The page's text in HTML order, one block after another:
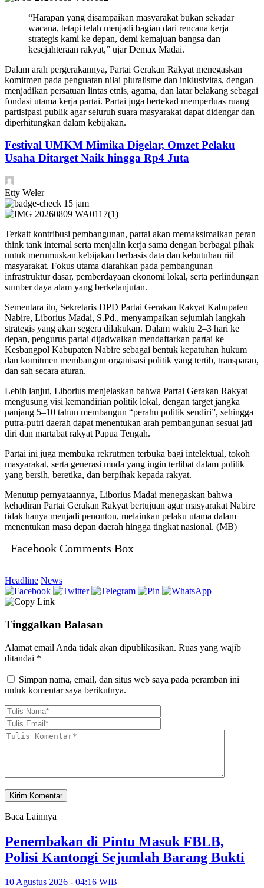
“Harapan yang disampaikan masyarakat bukan sekadar
wacana, tetapi telah menjadi bagian dari rencana kerja
strategis kami ke depan, demi kemajuan bangsa dan
kesejahteraan rakyat,” ujar Demax Madai.
Dalam arah pergerakannya, Partai Gerakan Rakyat menegaskan
komitmen pada penguatan nilai pluralisme dan inklusivitas, dengan
menjadikan persatuan lintas etnis, agama, dan latar belakang sebagai
fondasi utama kerja partai. Partai juga bertekad memperluas ruang
partisipasi publik agar seluruh suara masyarakat dapat didengar dan
diperhitungkan dalam kebijakan.
Festival UMKM Mimika Digelar, Omzet Pelaku
Usaha Ditarget Naik hingga Rp4 Juta
Etty Weler
15 jam
Terkait kontribusi pembangunan, partai akan memaksimalkan peran
think tank internal serta menjalin kerja sama dengan berbagai pihak
untuk merumuskan kebijakan berbasis data dan kebutuhan riil
masyarakat. Fokus utama diarahkan pada pembangunan
infrastruktur dasar, pemberdayaan ekonomi lokal, serta perlindungan
sumber daya alam yang berkelanjutan.
Sementara itu, Sekretaris DPD Partai Gerakan Rakyat Kabupaten
Nabire, Liborius Madai, S.Pd., menyampaikan sejumlah langkah
strategis yang akan segera dilakukan. Dalam waktu 2–3 hari ke
depan, pengurus partai dijadwalkan mendaftarkan partai ke
Kesbangpol Kabupaten Nabire sebagai bentuk kepatuhan hukum
dan komitmen membangun organisasi politik yang tertib, transparan,
dan sah secara aturan.
Lebih lanjut, Liborius menjelaskan bahwa Partai Gerakan Rakyat
mengusung visi kemandirian politik lokal, dengan target jangka
panjang 5–10 tahun membangun “perahu politik sendiri”, sehingga
putra-putri daerah dapat menentukan arah pembangunan sesuai jati
diri dan martabat rakyat Papua Tengah.
Partai ini juga membuka rekrutmen terbuka bagi intelektual, tokoh
masyarakat, serta generasi muda yang ingin terlibat dalam politik
yang bersih, beretika, dan berpihak kepada rakyat.
Menutup pernyataannya, Liborius Madai menegaskan bahwa
kehadiran Partai Gerakan Rakyat bertujuan agar masyarakat Nabire
tidak hanya menjadi penonton, melainkan pelaku utama dalam
menentukan masa depan daerah hingga tingkat nasional. (MB)
Facebook Comments Box
Headline News
Tinggalkan Balasan
Alamat email Anda tidak akan dipublikasikan. Ruas yang wajib
ditandai *
Simpan nama, email, dan situs web saya pada peramban ini
untuk komentar saya berikutnya.
Baca Lainnya
Penembakan di Pintu Masuk FBLB,
Polisi Kantongi Sejumlah Barang Bukti
10 Agustus 2026 - 04:16 WIB